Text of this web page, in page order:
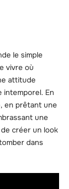
le simple
vivre où
attitude
En
en prêtant une
une
créer un look
dans